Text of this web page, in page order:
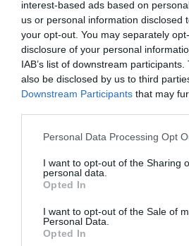
interest-based ads based on
us or personal information disclosed
your opt-out. You may separately
disclosure of your personal
IAB’s list of downstream
also be disclosed by us to third
Downstream Participants that may
Personal Data Processing Opt
I want to opt-out of the Sharing
personal data.
Opted In
I want to opt-out of the Sale of
Personal Data.
Opted In
Τα Στενά
Παπούτσια, της
Ζωρζ Σαρή σε
σκηνοθεσία
Αθανασίας
Καλογιάννη στον
Αθηναία
Ο